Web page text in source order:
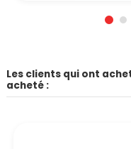
Les clients qui ont
acheté :